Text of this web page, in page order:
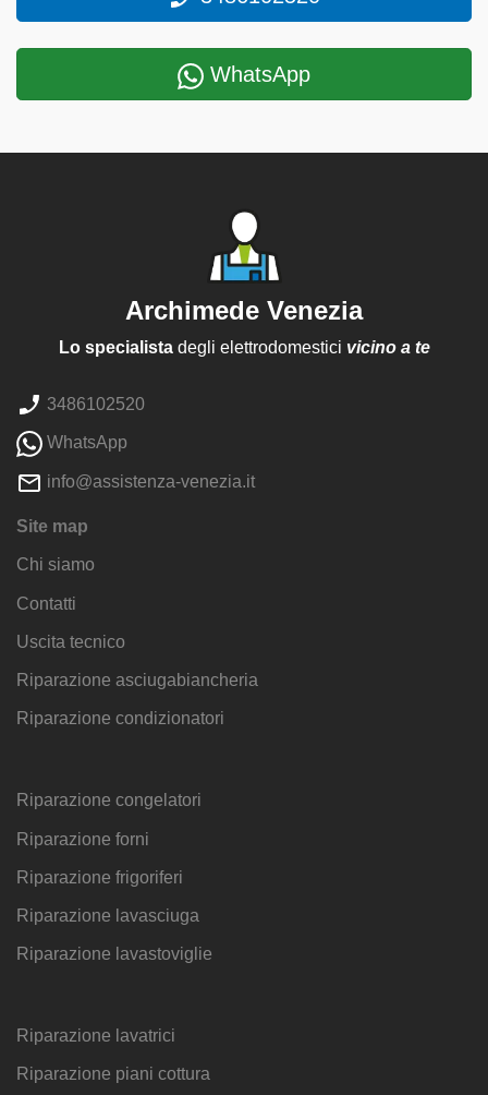
WhatsApp
Archimede Venezia
Lo specialistadegli elettrodomestici vicino a te
3486102520
WhatsApp
info@assistenza-venezia.it
Site map
Chi siamo
Contatti
Uscita tecnico
Riparazione asciugabiancheria
Riparazione condizionatori
Riparazione congelatori
Riparazione forni
Riparazione frigoriferi
Riparazione lavasciuga
Riparazione lavastoviglie
Riparazione lavatrici
Riparazione piani cottura